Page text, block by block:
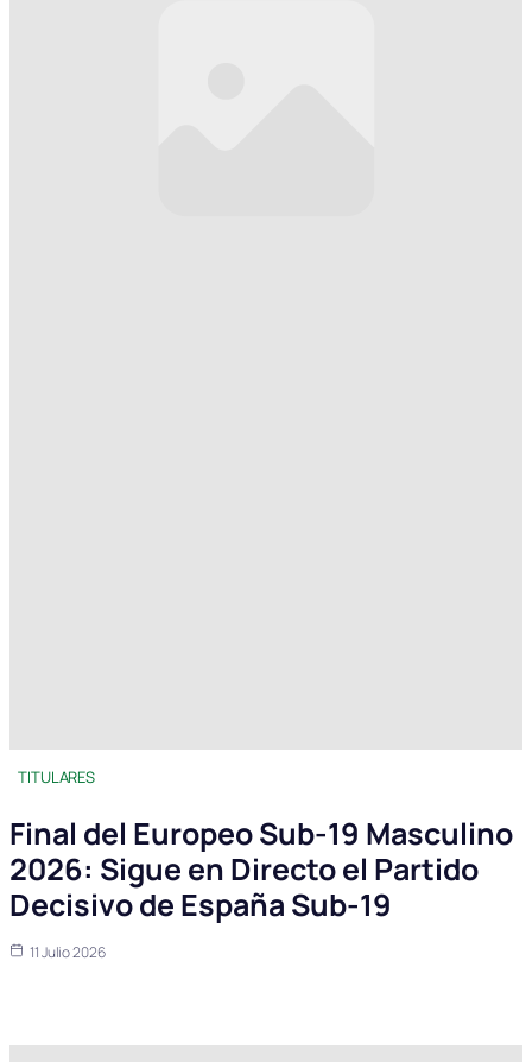
TITULARES
Final del Europeo Sub-19 Masculino
2026: Sigue en Directo el Partido
Decisivo de España Sub-19
11 Julio 2026